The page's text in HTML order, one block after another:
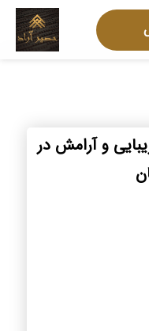
و آرامش در